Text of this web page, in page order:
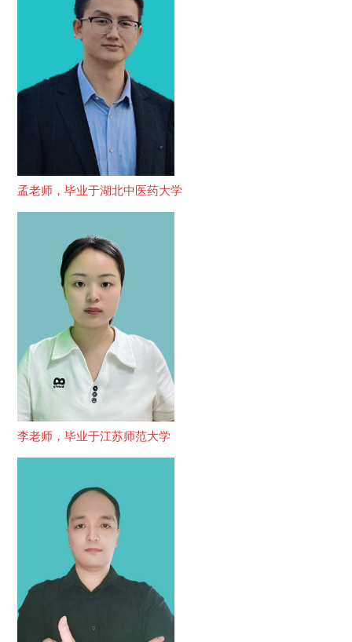
孟老师，毕业于湖北中医药大学
李老师，毕业于江苏师范大学